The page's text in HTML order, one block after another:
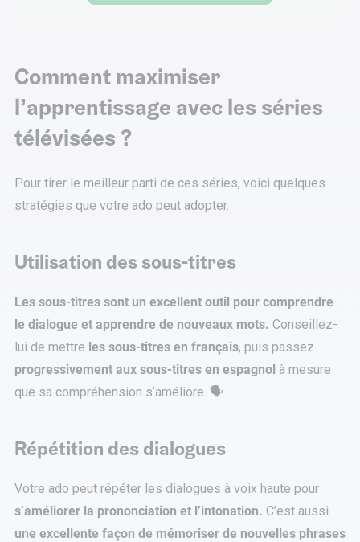
Comment maximiser
l’apprentissage avec les séries
télévisées ?
Pour tirer le meilleur parti de ces séries, voici quelques
stratégies que votre ado peut adopter.
Utilisation des sous-titres
Les sous-titres sont un excellent outil pour comprendre
le dialogue et apprendre de nouveaux mots. Conseillez-
lui de mettre les sous-titres en français, puis passez
progressivement aux sous-titres en espagnol à mesure
que sa compréhension s’améliore. 🗣️
Répétition des dialogues
Votre ado peut répéter les dialogues à voix haute pour
s’améliorer la prononciation et l’intonation. C’est aussi
une excellente façon de mémoriser de nouvelles phrases